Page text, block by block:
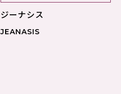
ジーナシス
JEANASIS